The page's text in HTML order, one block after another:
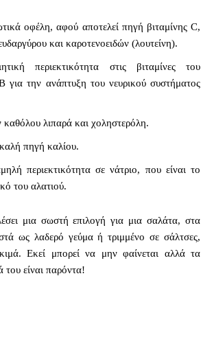
οφέλη, αφού αποτελεί πηγή βιταμίνης C,
και καροτενοειδών (λουτείνη).
περιεκτικότητα στις βιταμίνες του
για την ανάπτυξη του νευρικού συστήματος
καθόλου λιπαρά και χοληστερόλη.
πηγή καλίου.
περιεκτικότητα σε νάτριο, που είναι το
του αλατιού.
μια σωστή επιλογή για μια σαλάτα, στα
ως λαδερό γεύμα ή τριμμένο σε σάλτσες,
Εκεί μπορεί να μην φαίνεται αλλά τα
του είναι παρόντα!